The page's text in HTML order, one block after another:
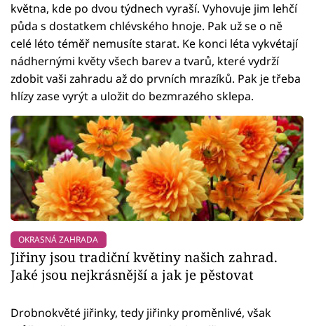
května, kde po dvou týdnech vyraší. Vyhovuje jim lehčí
půda s dostatkem chlévského hnoje. Pak už se o ně
celé léto téměř nemusíte starat. Ke konci léta vykvétají
nádhernými květy všech barev a tvarů, které vydrží
zdobit vaši zahradu až do prvních mrazíků. Pak je třeba
hlízy zase vyrýt a uložit do bezmrazého sklepa.
OKRASNÁ ZAHRADA
Jiřiny jsou tradiční květiny našich zahrad.
Jaké jsou nejkrásnější a jak je pěstovat
Drobnokvěté jiřinky, tedy jiřinky proměnlivé, však